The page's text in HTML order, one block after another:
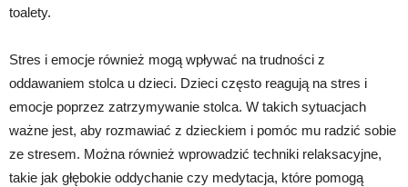
toalety.
Stres i emocje również mogą wpływać na trudności z
oddawaniem stolca u dzieci. Dzieci często reagują na stres i
emocje poprzez zatrzymywanie stolca. W takich sytuacjach
ważne jest, aby rozmawiać z dzieckiem i pomóc mu radzić sobie
ze stresem. Można również wprowadzić techniki relaksacyjne,
takie jak głębokie oddychanie czy medytacja, które pomogą